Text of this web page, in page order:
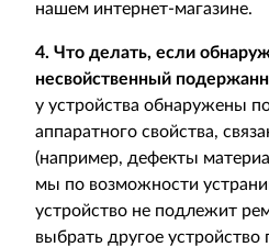
нашем интернет-магазине.
4. Что делать, если
несвойственный
у устройства обнаружены
аппаратного свойства,
(например, дефекты
мы по возможности
устройство не подлежит
выбрать другое